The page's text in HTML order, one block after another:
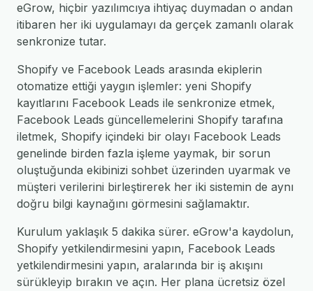
eGrow, hiçbir yazılımcıya ihtiyaç duymadan o andan
itibaren her iki uygulamayı da gerçek zamanlı olarak
senkronize tutar.
Shopify ve Facebook Leads arasında ekiplerin
otomatize ettiği yaygın işlemler: yeni Shopify
kayıtlarını Facebook Leads ile senkronize etmek,
Facebook Leads güncellemelerini Shopify tarafına
iletmek, Shopify içindeki bir olayı Facebook Leads
genelinde birden fazla işleme yaymak, bir sorun
oluştuğunda ekibinizi sohbet üzerinden uyarmak ve
müşteri verilerini birleştirerek her iki sistemin de aynı
doğru bilgi kaynağını görmesini sağlamaktır.
Kurulum yaklaşık 5 dakika sürer. eGrow'a kaydolun,
Shopify yetkilendirmesini yapın, Facebook Leads
yetkilendirmesini yapın, aralarında bir iş akışını
sürükleyip bırakın ve açın. Her plana ücretsiz özel